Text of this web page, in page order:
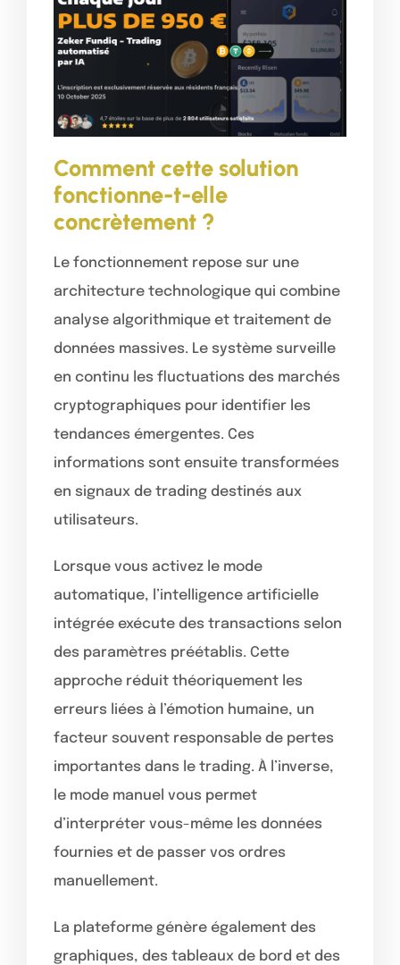
Comment cette solution
fonctionne-t-elle
concrètement ?
Le fonctionnement repose sur une
architecture technologique qui combine
analyse algorithmique et traitement de
données massives. Le système surveille
en continu les fluctuations des marchés
cryptographiques pour identifier les
tendances émergentes. Ces
informations sont ensuite transformées
en signaux de trading destinés aux
utilisateurs.
Lorsque vous activez le mode
automatique, l’intelligence artificielle
intégrée exécute des transactions selon
des paramètres préétablis. Cette
approche réduit théoriquement les
erreurs liées à l’émotion humaine, un
facteur souvent responsable de pertes
importantes dans le trading. À l’inverse,
le mode manuel vous permet
d’interpréter vous-même les données
fournies et de passer vos ordres
manuellement.
La plateforme génère également des
graphiques, des tableaux de bord et des